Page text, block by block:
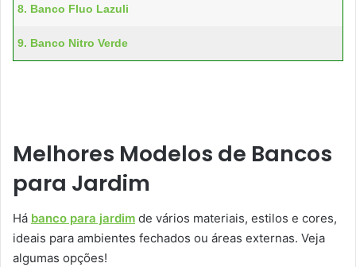
8. Banco Fluo Lazuli
9. Banco Nitro Verde
Melhores Modelos de Bancos
para Jardim
Há banco para jardim de vários materiais, estilos e cores,
ideais para ambientes fechados ou áreas externas. Veja
algumas opções!